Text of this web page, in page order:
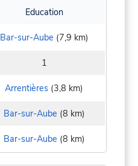
Education
Bar-sur-Aube (7,9 km)
1
Arrentières (3,8 km)
Bar-sur-Aube (8 km)
Bar-sur-Aube (8 km)